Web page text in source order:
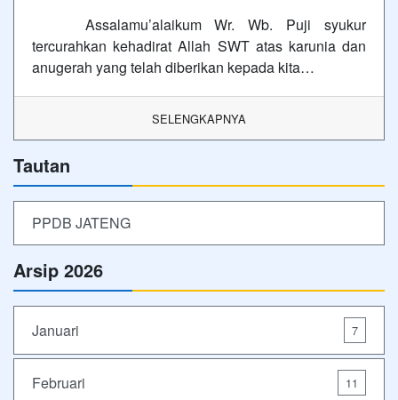
Assalamu’alaikum Wr. Wb. Puji syukur
tercurahkan kehadirat Allah SWT atas karunia dan
anugerah yang telah diberikan kepada kita…
SELENGKAPNYA
Tautan
PPDB JATENG
Arsip 2026
Januari 7
Februari 11